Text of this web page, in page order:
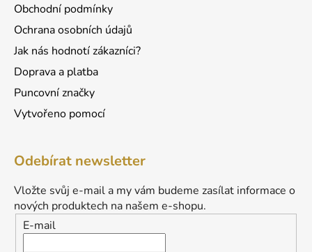
Obchodní podmínky
Ochrana osobních údajů
Jak nás hodnotí zákazníci?
Doprava a platba
Puncovní značky
Vytvořeno pomocí
Odebírat newsletter
Vložte svůj e-mail a my vám budeme zasílat informace o
nových produktech na našem e-shopu.
E-mail